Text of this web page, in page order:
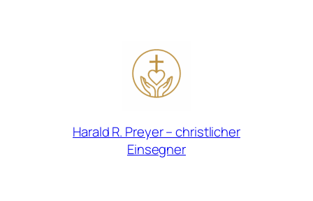
Harald R. Preyer – christlicher
Einsegner